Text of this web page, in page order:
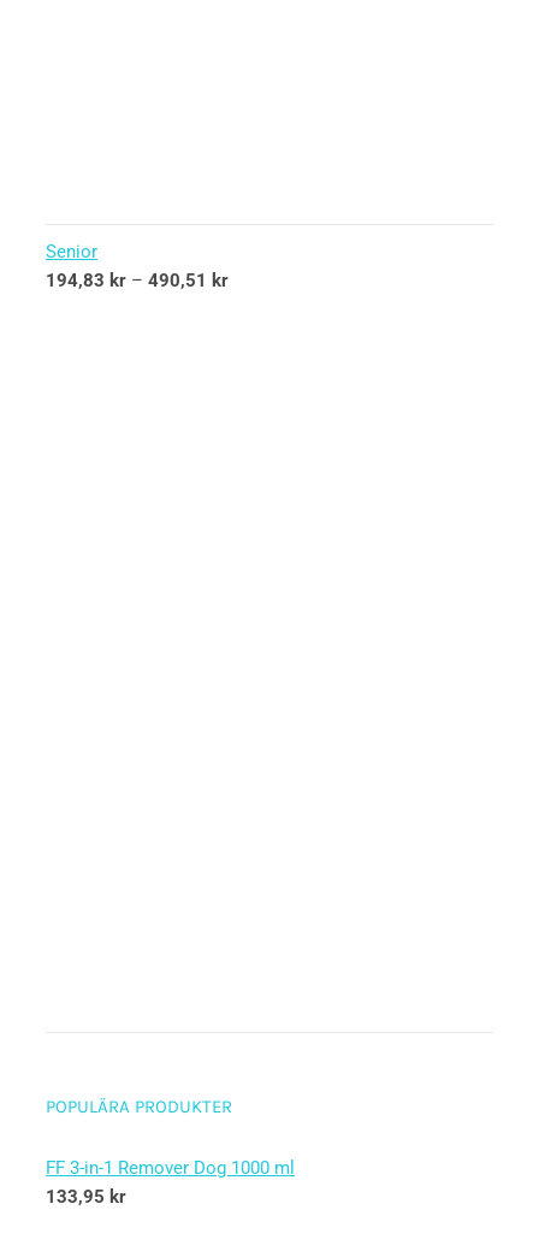
Senior
194,83 kr – 490,51 kr
POPULÄRA PRODUKTER
FF 3-in-1 Remover Dog 1000 ml
133,95 kr